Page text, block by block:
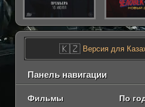
🇰🇿Версия для
Панель навигации
Фильмы По